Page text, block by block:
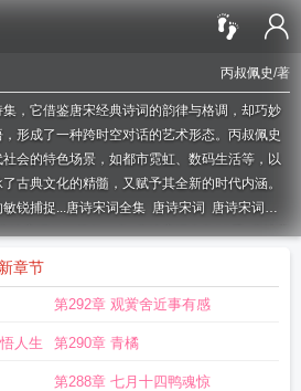
丙叔佩史/著
，它借鉴唐宋经典诗词的韵律与格调，却巧妙
形成了一种跨时空对话的艺术形态。丙叔佩史
会的特色场景，如都市霓虹、数码生活等，以
古典文化的精髓，又赋予其全新的时代内涵。
锐捕捉...唐诗宋词全集 唐诗宋词 唐诗宋词漫
诗宋词的画简单一点唐诗宋词全集16册唐诗宋
宋词画
词全集在线阅读 唐诗宋词完整版唐诗宋词15
章节
第292章 观黉舍近事有感
人生 第290章 青橘
第288章 七月十四鸭魂惊